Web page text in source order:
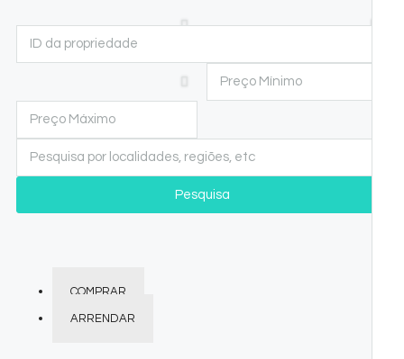
Pesquisa
COMPRAR
ARRENDAR